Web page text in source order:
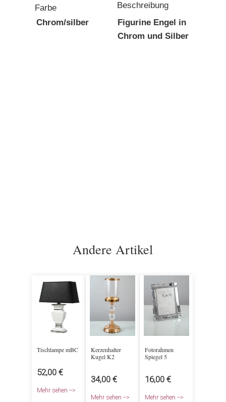
Beschreibung
Figurine Engel in
Chrom und Silber
Chrom/silber
Farbe
Tischlampe mBC
52,00 €
Mehr sehen -->
Kerzenhalter
Kugel K2
34,00 €
Mehr sehen -->
Fotorahmen
Spiegel 5
16,00 €
Mehr sehen -->
Andere Artikel